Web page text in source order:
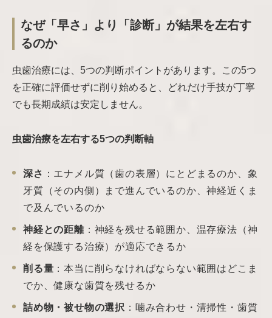
なぜ「早さ」より「診断」が結果を左右す
るのか
虫歯治療には、5つの判断ポイントがあります。この5つ
を正確に評価せずに削り始めると、どれだけ手技が丁寧
でも長期成績は安定しません。
虫歯治療を左右する5つの判断軸
深さ ：エナメル質（歯の表層）にとどまるのか、象
牙質（その内側）まで進んでいるのか、神経近くま
で及んでいるのか
神経との距離：神経を残せる範囲か、温存療法（神
経を保護する治療）が適応できるか
削る量 ：本当に削らなければならない範囲はどこま
でか、健康な歯質を残せるか
詰め物・被せ物の選択 ：噛み合わせ・清掃性・歯質